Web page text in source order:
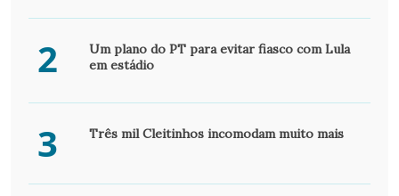
2
Um plano do PT para evitar fiasco com Lula
em estádio
3 Três mil Cleitinhos incomodam muito mais